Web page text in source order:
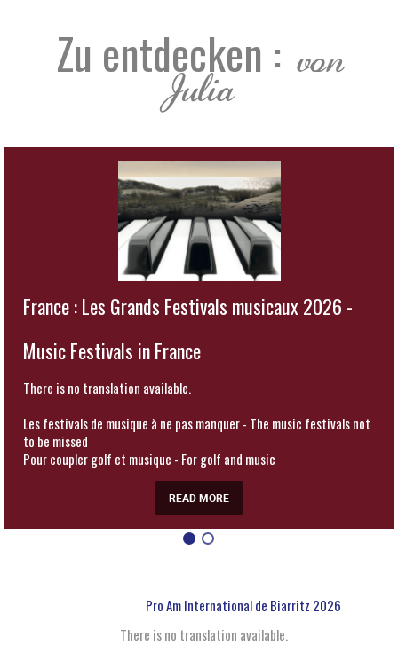
Zu entdecken : von
Julia
France : Les Grands Festivals musicaux 2026 -
Music Festivals in France
There is no translation available.
Les festivals de musique à ne pas manquer - The music festivals not
to be missed
Pour coupler golf et musique - For golf and music
READ MORE
Pro Am International de Biarritz 2026
There is no translation available.